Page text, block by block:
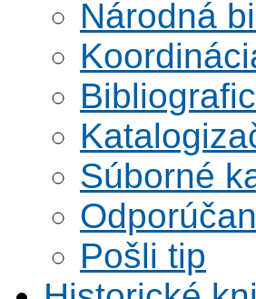
Národná
Súborné
Pošli tip